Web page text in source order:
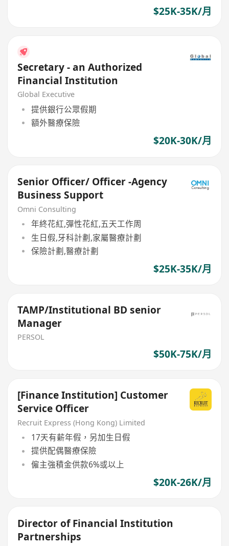
$25K-35K/月
Secretary - an Authorized
Financial Institution
Global Executive
提供銀行公眾假期
額外醫療保險
$20K-30K/月
Senior Officer/ Officer -Agency
Business Support
Omni Consulting
年終花紅,彈性花紅,五天工作周
生日假,牙科計劃,家屬醫療計劃
保險計劃,醫療計劃
$25K-35K/月
TAMP/Institutional BD senior
Manager
PERSOL
$50K-75K/月
[Finance Institution] Customer
Service Officer
Recruit Express (Hong Kong) Limited
17天有薪年假，另加生日假
提供配偶醫療保險
僱主強積金供款6%或以上
$20K-26K/月
Director of Financial Institution
Partnerships